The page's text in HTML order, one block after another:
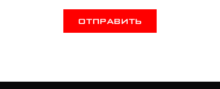
ОТПРАВИТЬ